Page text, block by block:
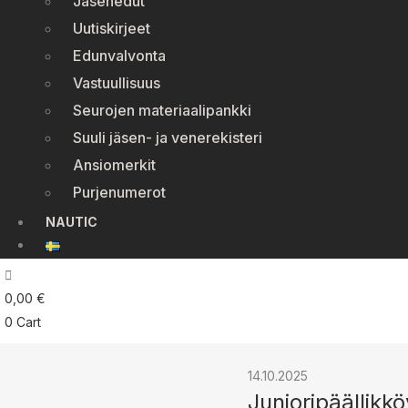
Uutiskirjeet
Edunvalvonta
Vastuullisuus
Seurojen materiaalipankki
Suuli jäsen- ja venerekisteri
Ansiomerkit
Purjenumerot
NAUTIC
0,00 €
0 Cart
14.10.2025